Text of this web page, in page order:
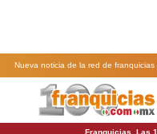
Nueva noticia de la red de franquicias
Franquicias. Las